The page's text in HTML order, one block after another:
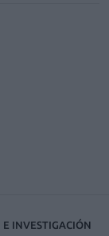
E INVESTIGACIÓN